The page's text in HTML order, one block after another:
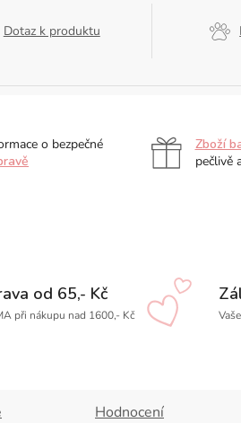
Dotaz k produktu
o bezpečné
Zboží
pečlivě
od 65,- Kč
při nákupu nad 1600,- Kč
Hodnocení